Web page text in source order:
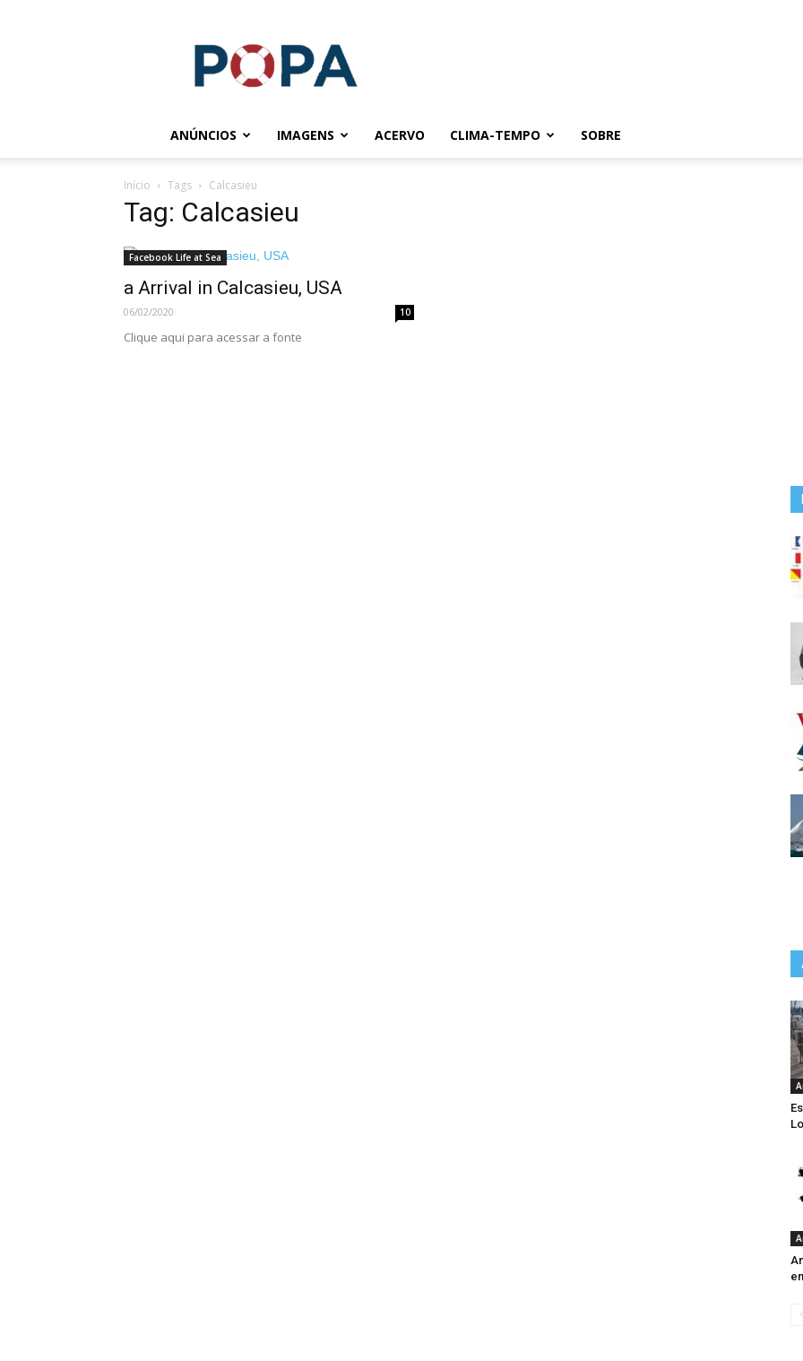
ANÚNCIOS IMAGENS ACERVO CLIMA-TEMPO SOBRE
Início Tags Calcasieu
Tag: Calcasieu
Facebook Life at Sea
a Arrival in Calcasieu, USA
06/02/2020 10
Clique aqui para acessar a fonte